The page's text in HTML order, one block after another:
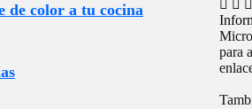
de color a tu cocina
para